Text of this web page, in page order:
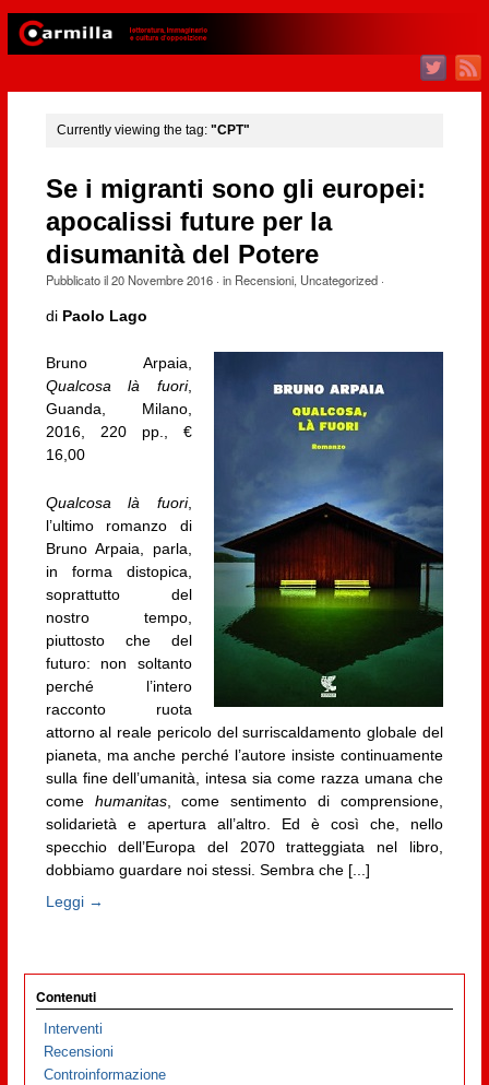
Currently viewing the tag: "CPT"
Se i migranti sono gli europei:
apocalissi future per la
disumanità del Potere
Pubblicato il20 Novembre 2016· in Recensioni, Uncategorized·
di Paolo Lago
Bruno Arpaia,
Qualcosa là fuori,
Guanda, Milano,
2016, 220 pp., €
16,00
Qualcosa là fuori,
l’ultimo romanzo di
Bruno Arpaia, parla,
in forma distopica,
soprattutto del
nostro tempo,
piuttosto che del
futuro: non soltanto
perché l’intero
racconto ruota
attorno al reale pericolo del surriscaldamento globale del
pianeta, ma anche perché l’autore insiste continuamente
sulla fine dell’umanità, intesa sia come razza umana che
come humanitas, come sentimento di comprensione,
solidarietà e apertura all’altro. Ed è così che, nello
specchio dell’Europa del 2070 tratteggiata nel libro,
dobbiamo guardare noi stessi. Sembra che [...]
Leggi →
Contenuti
Interventi
Recensioni
Controinformazione